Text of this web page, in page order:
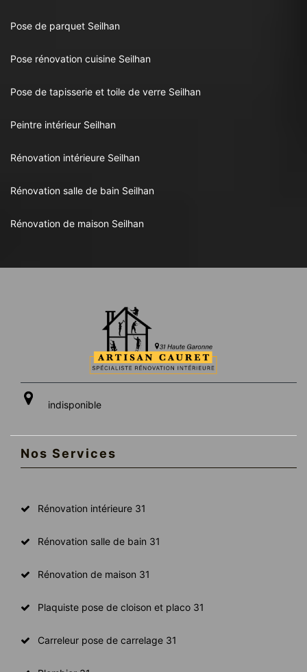
Pose de parquet Seilhan
Pose rénovation cuisine Seilhan
Pose de tapisserie et toile de verre Seilhan
Peintre intérieur Seilhan
Rénovation intérieure Seilhan
Rénovation salle de bain Seilhan
Rénovation de maison Seilhan
indisponible
Nos Services
Rénovation intérieure 31
Rénovation salle de bain 31
Rénovation de maison 31
Plaquiste pose de cloison et placo 31
Carreleur pose de carrelage 31